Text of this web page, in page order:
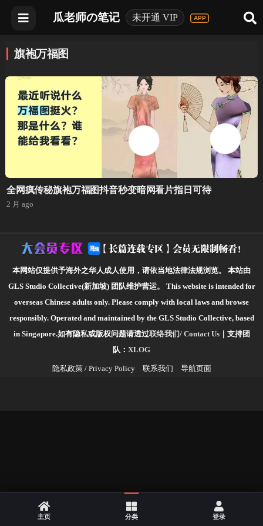
瓜老师の笔记 未开通 VIP
旗袍万福图
全网疯传秘旗袍万福图抖音秒变暗网看片指日可待
2 月 ago
本网站仅提供予海外之华人成人使用，请依当地法律法规浏览。
本站由
GLS Studio Collective(新加坡) 团队维护营运。
This website is intended for
overseas Chinese adults only. Please comply with local laws and browse
responsibly. Operated and maintained by the GLS Studio Collective, based
in Singapore.如有隐私或版权问题请透过联络我们/ Contact Us｜支持团
队： XLOG
隐私政策 / Privacy Policy 联系我们 导航页面
主页 分类 登录